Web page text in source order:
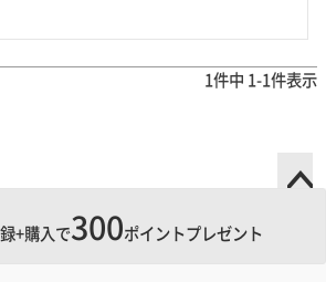
1件中 1-1件表示
+購入で300ポイントプレゼント